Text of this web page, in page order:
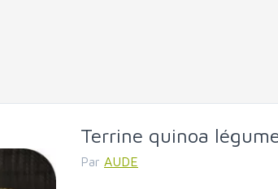
Terrine quinoa
Par AUDE